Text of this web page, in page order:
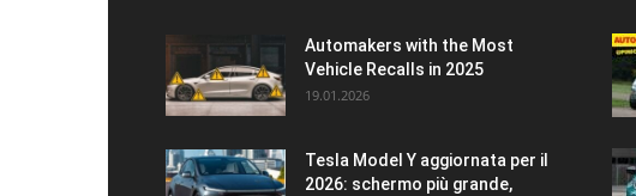
Automakers with the Most
Vehicle Recalls in 2025
19.01.2026
Tesla Model Y aggiornata per il
2026: schermo più grande,